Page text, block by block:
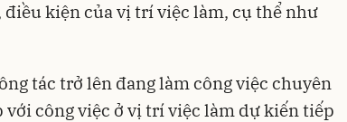
kiện của vị trí việc làm, cụ thể như
tác trở lên đang làm công việc chuyên
công việc ở vị trí việc làm dự kiến tiếp